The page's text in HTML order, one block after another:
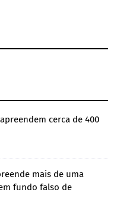
cerca de 400
mais de uma
fundo falso de